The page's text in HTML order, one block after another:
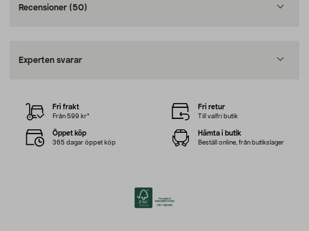
Recensioner (50)
Experten svarar
Fri frakt
Från 599 kr*
Fri retur
Till valfri butik
Öppet köp
365 dagar öppet köp
Hämta i butik
Beställ online, från butikslager